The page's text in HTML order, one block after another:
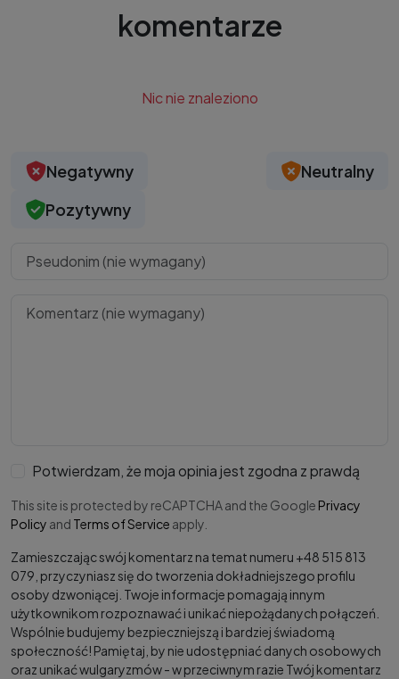
komentarze
Nic nie znaleziono
Negatywny
Neutralny
Pozytywny
Potwierdzam, że moja opinia jest zgodna z prawdą
This site is protected by reCAPTCHA and the Google Privacy
Policy and Terms of Service apply.
Zamieszczając swój komentarz na temat numeru +48 515 813
079, przyczyniasz się do tworzenia dokładniejszego profilu
osoby dzwoniącej. Twoje informacje pomagają innym
użytkownikom rozpoznawać i unikać niepożądanych połączeń.
Wspólnie budujemy bezpieczniejszą i bardziej świadomą
społeczność! Pamiętaj, by nie udostępniać danych osobowych
oraz unikać wulgaryzmów - w przeciwnym razie Twój komentarz